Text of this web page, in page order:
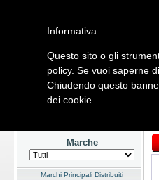
Home Listino Marchi
Hardware Software
Marche
Marchi Principali Distribuiti
Informativa
Questo sito o gli
policy. Se vuoi saperne
Chiudendo questo
dei cookie.